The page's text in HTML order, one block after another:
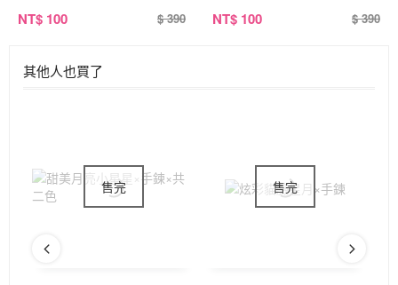
NT$ 100 $ 390 NT$ 100 $ 390
其他人也買了